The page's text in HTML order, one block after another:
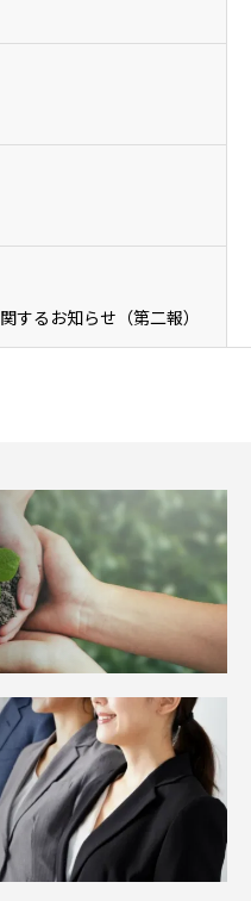
するお知らせ（第二報）